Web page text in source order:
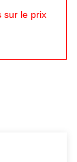
sur le prix